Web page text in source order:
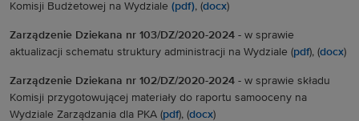
Komisji Budżetowej na Wydziale (pdf), (docx)
Zarządzenie Dziekana nr 103/DZ/2020-2024 - w sprawie
aktualizacji schematu struktury administracji na Wydziale (pdf), (docx)
Zarządzenie Dziekana nr 102/DZ/2020-2024 - w sprawie składu
Komisji przygotowującej materiały do raportu samooceny na
Wydziale Zarządzania dla PKA (pdf), (docx)